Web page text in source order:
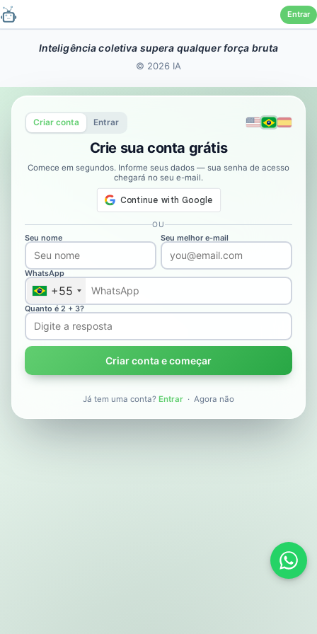
Entrar
conteúdo
Inteligência coletiva supera qualquer força bruta
© 2026 IA
Criar conta Entrar
Crie sua conta grátis
Comece em segundos. Informe seus dados — sua senha de acesso
chegará no seu e-mail.
OU
Seu nome Seu melhor e-mail
WhatsApp
+55
Quanto é 2 + 3?
Criar conta e começar
Já tem uma conta? Entrar · Agora não